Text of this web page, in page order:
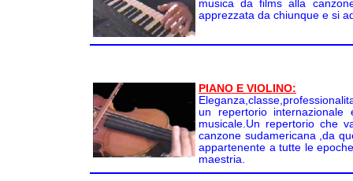
musica da films alla
apprezzata da chiunque e si
PIANO E VIOLINO:
un repertorio
musicale.Un repertorio che
canzone sudamericana ,da
appartenente a tutte le
maestria.